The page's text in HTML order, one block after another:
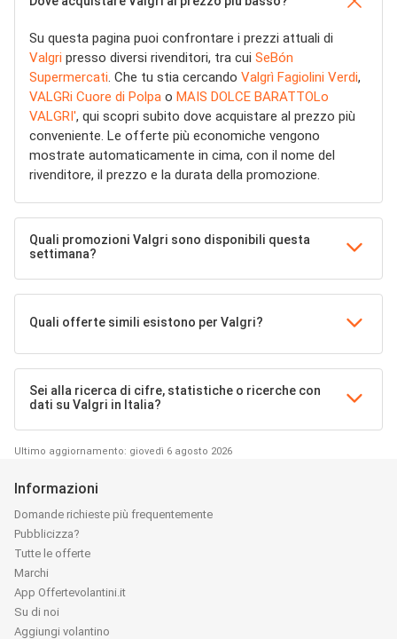
Su questa pagina puoi confrontare i prezzi attuali di
Valgri presso diversi rivenditori, tra cui SeBón
Supermercati . Che tu stia cercando Valgrì Fagiolini Verdi,
VALGRi Cuore di Polpa o MAIS DOLCE BARATTOLo
VALGRI', qui scopri subito dove acquistare al prezzo più
conveniente. Le offerte più economiche vengono
mostrate automaticamente in cima, con il nome del
rivenditore, il prezzo e la durata della promozione.
Quali promozioni Valgri sono disponibili questa
settimana?
Quali offerte simili esistono per Valgri?
Sei alla ricerca di cifre, statistiche o ricerche con
dati su Valgri in Italia?
Ultimo aggiornamento: giovedì 6 agosto 2026
Informazioni
Domande richieste più frequentemente
Pubblicizza?
Tutte le offerte
Marchi
App Offertevolantini.it
Su di noi
Aggiungi volantino